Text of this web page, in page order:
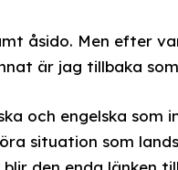
åsido. Men efter
är jag tillbaka
och engelska som
situation som